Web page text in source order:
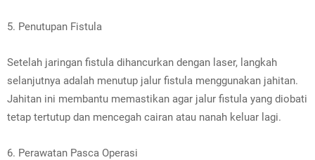
5. Penutupan Fistula
Setelah jaringan fistula dihancurkan dengan laser, langkah
selanjutnya adalah menutup jalur fistula menggunakan jahitan.
Jahitan ini membantu memastikan agar jalur fistula yang diobati
tetap tertutup dan mencegah cairan atau nanah keluar lagi.
6. Perawatan Pasca Operasi